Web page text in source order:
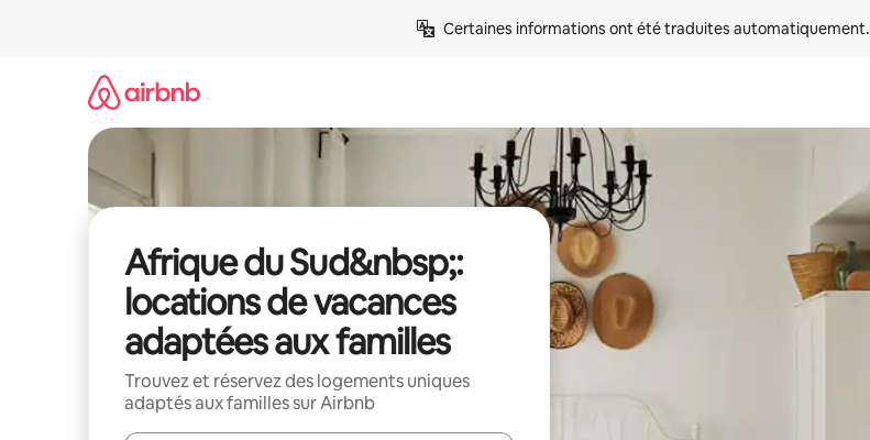
Certaines informations ont été traduites automatiquement.
Afrique du Sud&nbsp;:
locations de vacances
adaptées aux familles
Trouvez et réservez des logements uniques
adaptés aux familles sur Airbnb